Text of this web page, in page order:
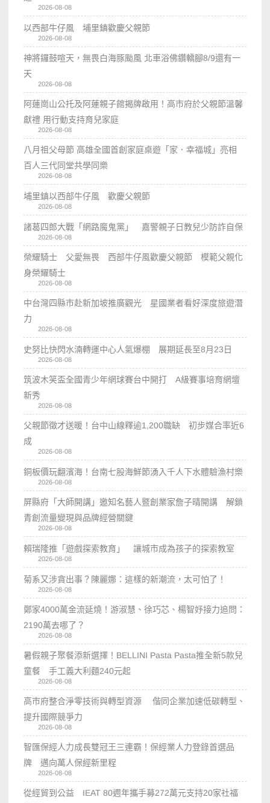
2026-08-08
以西部牛仔風 埔里鎮歡慶父親節
2026-08-08
神將鑼鼓喧天，無畏白海豚颱風 北車浴佛鑽轎腳8/9還有一
天
2026-08-08
阿蓮崗山公托及阿蓮親子館揭牌啟用！高市府於父親節溫馨
獻禮 用行動支持育兒家庭
2026-08-08
八月祖父母節 高雄全國首創家庭桌遊「家．幸福城」亮相
百人三代同堂共學同樂
2026-08-08
埔里鎮以西部牛仔風 歡慶父親節
2026-08-08
諸葛四郎大戰「網路魔鬼黨」 嘉警親子日教兒少防詐自保
2026-08-08
榮耀騎士 父愛無畏 西部牛仔風歡慶父親節 模範父親化
身榮耀騎士
2026-08-08
中台灣四縣市赴新加坡推廣觀光 星國業者看好深度旅遊潛
力
2026-08-08
史努比快閃水湳轉運中心人氣爆棚 展期延長至8月23日
2026-08-08
筑波木笑盃全國青少年網球賽台中開打 A級賽事培育網壇
新秀
2026-08-08
父親節徵才送暖！台中山線釋逾1,200職缺 初步媒合率近6
成
2026-08-08
銅板價玩翻濱海！台南七股海鮮節湧入千人下水體驗漁村樂
2026-08-08
屏縣府「大師開講」邀知名藝人暨創業家詹子晴開講 解鎖
青創流量變現與品牌經營關鍵
2026-08-08
賴瑞隆推「遊戲探索教育」 讓城市成為孩子的探索教室
2026-08-08
菊系又涉貪出事？陳麗娜：這樣的新潮流，太可怕了！
2026-08-08
鄭家4000萬金流延燒！游淑慧、徐巧芯、楊智妤接力追問：
2190萬去哪了？
2026-08-08
暑假親子聚餐添新選擇！BELLINI Pasta Pasta推全新5款兒
童餐 手工義大利麵240元起
2026-08-08
高市府整合淨零技術與轉型資源 偕同企業加速低碳轉型、
提升國際競爭力
2026-08-08
智匯保經人力成長雙冠王三連霸！保經業人力登錄首選品
牌 邁向萬人保經新里程
2026-08-08
從經貿到公益 IEAT 80週年攜手募272萬元支持20家社福